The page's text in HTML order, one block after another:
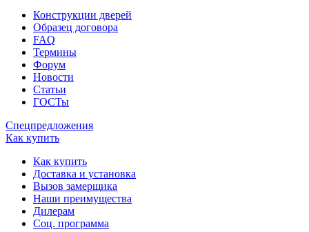
Конструкции дверей
Образец договора
FAQ
Термины
Форум
Новости
Статьи
ГОСТы
Спецпредложения
Как купить
Как купить
Доставка и установка
Вызов замерщика
Наши преимущества
Дилерам
Соц. программа